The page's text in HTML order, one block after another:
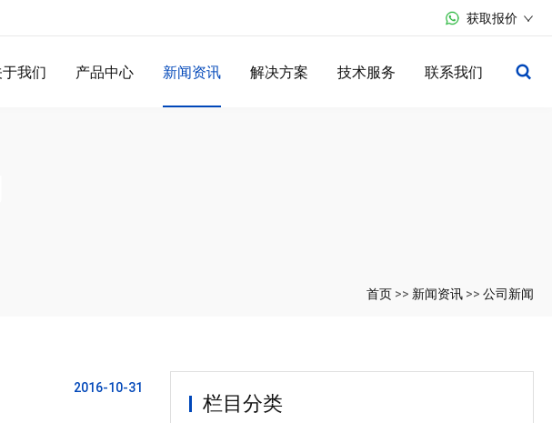
获取报价
于我们 产品中心 新闻资讯 解决方案 技术服务 联系我们
首页 >> 新闻资讯 >> 公司新闻
2016-10-31
栏目分类